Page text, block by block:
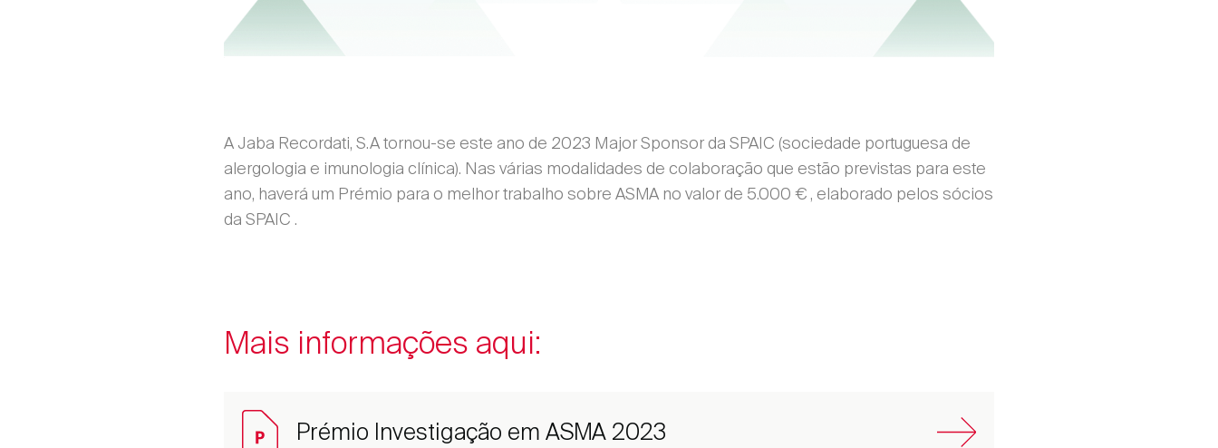
A Jaba Recordati, S.A tornou-se este ano de 2023 Major Sponsor da SPAIC (sociedade portuguesa de
alergologia e imunologia clínica). Nas várias modalidades de colaboração que estão previstas para este
ano, haverá um Prémio para o melhor trabalho sobre ASMA no valor de 5.000 € , elaborado pelos sócios
da SPAIC .
Mais informações aqui:
Prémio Investigação em ASMA 2023